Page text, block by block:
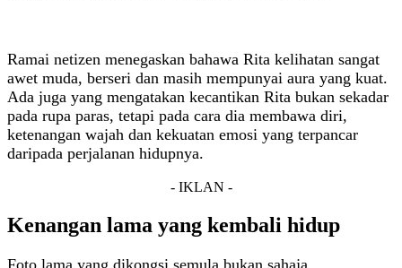
Ramai netizen menegaskan bahawa Rita kelihatan sangat
awet muda, berseri dan masih mempunyai aura yang kuat.
Ada juga yang mengatakan kecantikan Rita bukan sekadar
pada rupa paras, tetapi pada cara dia membawa diri,
ketenangan wajah dan kekuatan emosi yang terpancar
daripada perjalanan hidupnya.
- IKLAN -
Kenangan lama yang kembali hidup